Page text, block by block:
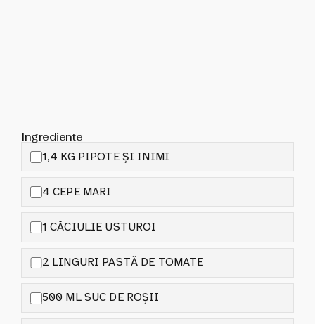
Ingrediente
1,4 KG PIPOTE ȘI INIMI
4 CEPE MARI
1 CĂCIULIE USTUROI
2 LINGURI PASTĂ DE TOMATE
500 ML SUC DE ROȘII